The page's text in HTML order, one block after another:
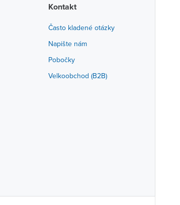
Kontakt
Často kladené otázky
Napište nám
Pobočky
Velkoobchod (B2B)